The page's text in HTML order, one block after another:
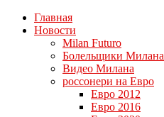
Главная
Новости
Milan Futuro
Болельщики Милана
Видео Милана
россонери на Евро
Евро 2012
Евро 2016